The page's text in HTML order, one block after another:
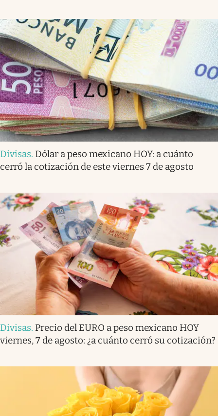
Divisas. Dólar a peso mexicano HOY: a cuánto
cerró la cotización de este viernes 7 de agosto
Divisas. Precio del EURO a peso mexicano HOY
viernes, 7 de agosto: ¿a cuánto cerró su cotización?